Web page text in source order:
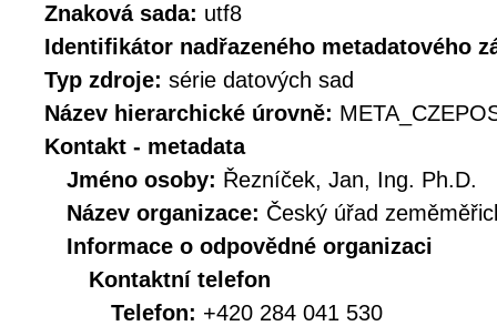
Znaková sada: utf8
Identifikátor nadřazeného metadatového
Typ zdroje: série datových sad
Název hierarchické úrovně:
Kontakt - metadata
Jméno osoby: Řezníček, Jan, Ing. Ph.D.
Název organizace: Český úřad
Informace o odpovědné organizaci
Kontaktní telefon
Telefon: +420 284 041 530